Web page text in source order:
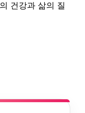
건강과 삶의 질